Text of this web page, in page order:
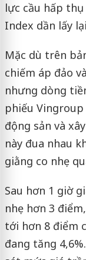
lực cầu hấp
Index dần lấy
Mặc dù trên
chiếm áp đảo
nhưng dòng
phiếu
động sản và
này đua nhau
giằng co nhẹ
Sau hơn 1 giờ
nhẹ hơn 3
tới hơn 8 điểm
đang tăng